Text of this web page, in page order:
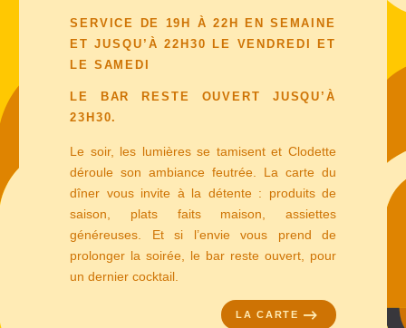
SERVICE DE 19H À 22H EN SEMAINE
ET JUSQU’À 22H30 LE VENDREDI ET
LE SAMEDI
LE BAR RESTE OUVERT JUSQU’À
23H30.
Le soir, les lumières se tamisent et Clodette
déroule son ambiance feutrée. La carte du
dîner vous invite à la détente : produits de
saison, plats faits maison, assiettes
généreuses. Et si l’envie vous prend de
prolonger la soirée, le bar reste ouvert, pour
un dernier cocktail.
LA CARTE